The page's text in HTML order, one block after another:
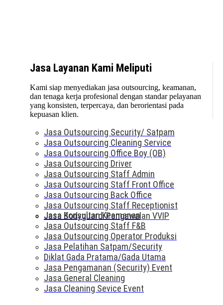
Jasa Layanan Kami Meliputi
Kami siap menyediakan jasa outsourcing, keamanan,
dan tenaga kerja profesional dengan standar pelayanan
yang konsisten, terpercaya, dan berorientasi pada
kepuasan klien.
Jasa Outsourcing Security/ Satpam
Jasa Outsourcing Cleaning Service
Jasa Outsourcing Office Boy (OB)
Jasa Outsourcing Driver
Jasa Outsourcing Staff Admin
Jasa Outsourcing Staff Front Office
Jasa Outsourcing Back Office
Jasa Outsourcing Staff Receptionist
Jasa Bodyguard/Pengawalan VVIP
Jasa Konsultan Keamanan
Jasa Outsourcing Staff F&B
Jasa Outsourcing Operator Produksi
Jasa Pelatihan Satpam/Security
Diklat Gada Pratama/Gada Utama
Jasa Pengamanan (Security) Event
Jasa General Cleaning
Jasa Cleaning Sevice Event